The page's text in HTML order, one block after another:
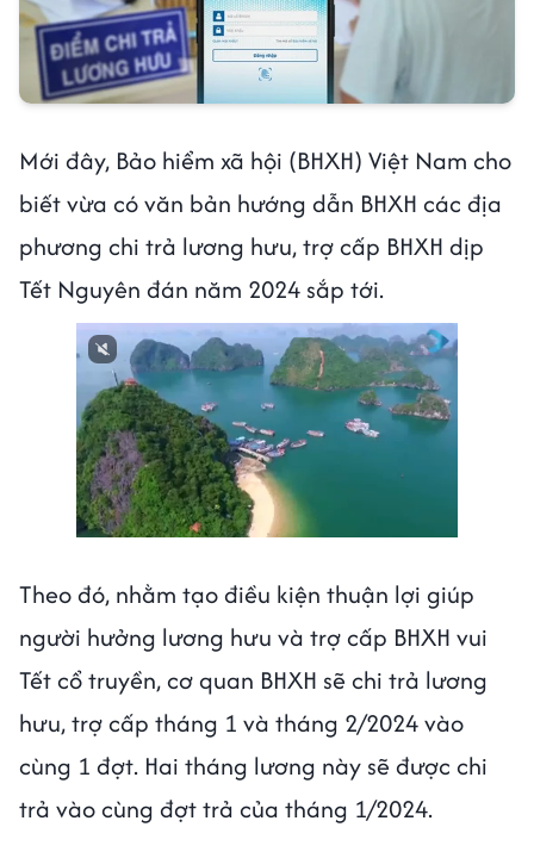
Mới đây, Bảo hiểm xã hội (BHXH) Việt Nam cho
biết vừa có văn bản hướng dẫn BHXH các địa
phương chi trả lương hưu, trợ cấp BHXH dịp
Tết Nguyên đán năm 2024 sắp tới.
Theo đó, nhằm tạo điều kiện thuận lợi giúp
người hưởng lương hưu và trợ cấp BHXH vui
Tết cổ truyền, cơ quan BHXH sẽ chi trả lương
hưu, trợ cấp tháng 1 và tháng 2/2024 vào
cùng 1 đợt. Hai tháng lương này sẽ được chi
trả vào cùng đợt trả của tháng 1/2024.